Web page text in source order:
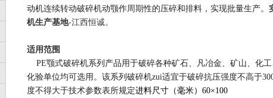
动机连续转动破碎机动颚作周期性的压碎和排料，实现批量生产。
机生产基地-江西恒诚。
适用范围
PE颚式破碎机系列产品用于破碎各种矿石、凡冶金、矿山、化
化验单位均可选用。该系列破碎机zui适宜于破碎抗压强度不高于
度不得大于技术参数表所规定进料尺寸 （毫米）60×100